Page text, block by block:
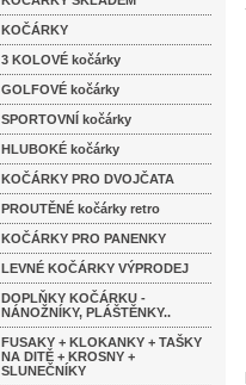
KOČÁRKY
3 KOLOVÉ kočárky
GOLFOVÉ kočárky
SPORTOVNÍ kočárky
HLUBOKÉ kočárky
KOČÁRKY PRO DVOJČATA
PROUTĚNÉ kočárky retro
KOČÁRKY PRO PANENKY
LEVNÉ KOČÁRKY VÝPRODEJ
DOPLŇKY KOČÁRKU -
NÁNOŽNÍKY, PLÁŠTĚNKY..
FUSAKY + KLOKANKY + TAŠKY
NA DITĚ + KROSNY +
SLUNEČNÍKY